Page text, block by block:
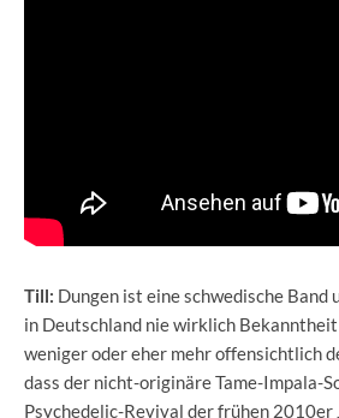
Till: Dungen ist eine schwedische Band
in Deutschland nie wirklich
weniger oder eher mehr offensichtlich
dass der nicht-originäre Tame-Impala-
Psychedelic-Revival der frühen 2010er